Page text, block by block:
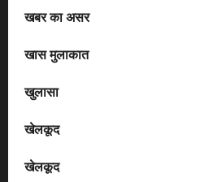
खबर का असर
खास मुलाकात
खुलासा
खेलकूद
खेलकूद